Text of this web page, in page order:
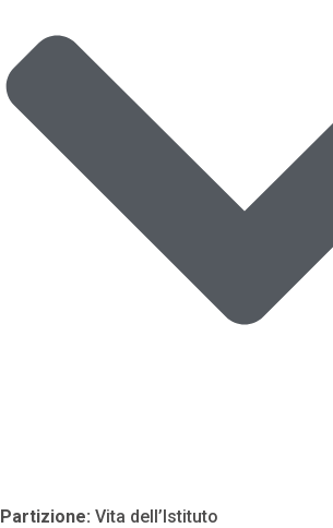
Partizione: Vita dell’Istituto